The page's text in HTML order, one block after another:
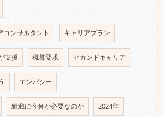
コンサルタント キャリアプラン
支援 概算要求 セカンドキャリア
エンパシー
組織に今何が必要なのか 2024年